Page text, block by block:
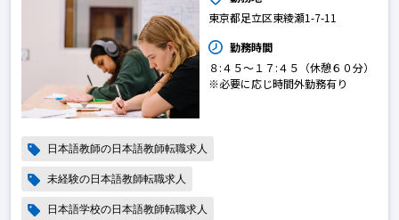
東京都足立区東綾瀬1-7-11
勤務時間
８:４５～１７:４５（休憩６０分）
※必要に応じ時間外勤務有り
日本語教師の日本語教師転職求人
未経験の日本語教師転職求人
日本語学校の日本語教師転職求人